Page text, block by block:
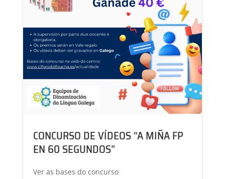
CONCURSO DE VÍDEOS “A MIÑA FP
EN 60 SEGUNDOS”
Ver as bases do concurso